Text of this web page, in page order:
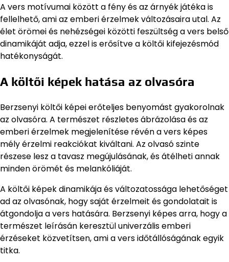
A vers motívumai között a fény és az árnyék játéka is
fellelhető, ami az emberi érzelmek változásaira utal. Az
élet örömei és nehézségei közötti feszültség a vers belső
dinamikáját adja, ezzel is erősítve a költői kifejezésmód
hatékonyságát.
A költői képek hatása az olvasóra
Berzsenyi költői képei erőteljes benyomást gyakorolnak
az olvasóra. A természet részletes ábrázolása és az
emberi érzelmek megjelenítése révén a vers képes
mély érzelmi reakciókat kiváltani. Az olvasó szinte
részese lesz a tavasz megújulásának, és átélheti annak
minden örömét és melankóliáját.
A költői képek dinamikája és változatossága lehetőséget
ad az olvasónak, hogy saját érzelmeit és gondolatait is
átgondolja a vers hatására. Berzsenyi képes arra, hogy a
természet leírásán keresztül univerzális emberi
érzéseket közvetítsen, ami a vers időtállóságának egyik
titka.